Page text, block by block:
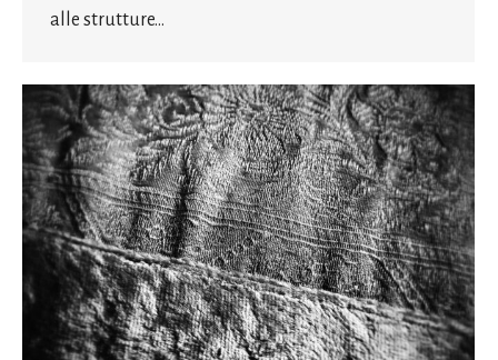
alle strutture…